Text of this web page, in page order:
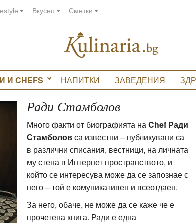
Вкусно Сметки
И CHEFS НАПИТКИ ЗАВЕДЕНИЯ
Ради Стамболов
Много факти от биографията наChef Ради
Стамболовса известни – публикувани са
в различни списания, вестници, на личната
му стена в Интернет пространството, и
който се интересува може да се запознае с
него – той е комуникативен и всеотдаен.
За него, обаче, не може да се каже че е
прочетена книга. Ради е една